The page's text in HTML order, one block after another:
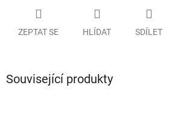
ZEPTAT SE HLÍDAT SDÍLET
Související produkty